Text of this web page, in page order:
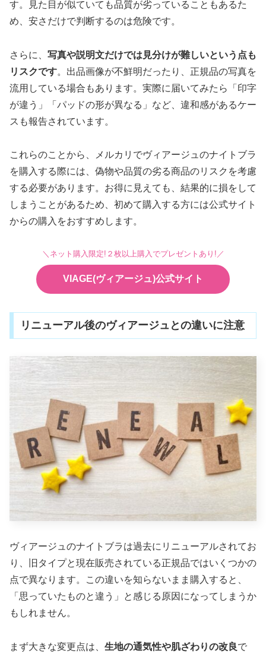
す。見た目が似ていても品質が劣っていることもあるた
め、安さだけで判断するのは危険です。
さらに、 写真や説明文だけでは見分けが難しいという点も
リスクです。出品画像が不鮮明だったり、正規品の写真を
流用している場合もあります。実際に届いてみたら「印字
が違う」「パッドの形が異なる」など、違和感があるケー
スも報告されています。
これらのことから、メルカリでヴィアージュのナイトブラ
を購入する際には、偽物や品質の劣る商品のリスクを考慮
する必要があります。お得に見えても、結果的に損をして
しまうことがあるため、初めて購入する方には公式サイト
からの購入をおすすめします。
＼ネット購入限定!２枚以上購入でプレゼントあり!／
VIAGE(ヴィアージュ)公式サイト
リニューアル後のヴィアージュとの違いに注意
ヴィアージュのナイトブラは過去にリニューアルされてお
り、旧タイプと現在販売されている正規品ではいくつかの
点で異なります。この違いを知らないまま購入すると、
「思っていたものと違う」と感じる原因になってしまうか
もしれません。
まず大きな変更点は、 生地の通気性や肌ざわりの改良で